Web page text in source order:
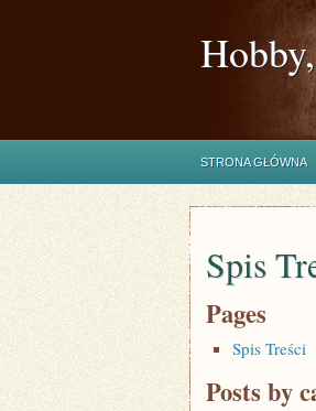
STRONA GŁÓWNA
Spis
Pages
Spis Treści
Posts by